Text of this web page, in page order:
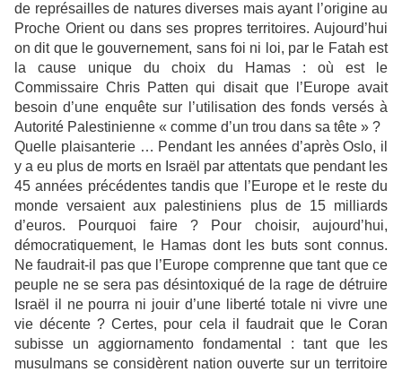
de représailles de natures diverses mais ayant l’origine au
Proche Orient ou dans ses propres territoires. Aujourd’hui
on dit que le gouvernement, sans foi ni loi, par le Fatah est
la cause unique du choix du Hamas : où est le
Commissaire Chris Patten qui disait que l’Europe avait
besoin d’une enquête sur l’utilisation des fonds versés à
Autorité Palestinienne « comme d’un trou dans sa tête » ?
Quelle plaisanterie … Pendant les années d’après Oslo, il
y a eu plus de morts en Israël par attentats que pendant les
45 années précédentes tandis que l’Europe et le reste du
monde versaient aux palestiniens plus de 15 milliards
d’euros. Pourquoi faire ? Pour choisir, aujourd’hui,
démocratiquement, le Hamas dont les buts sont connus.
Ne faudrait-il pas que l’Europe comprenne que tant que ce
peuple ne se sera pas désintoxiqué de la rage de détruire
Israël il ne pourra ni jouir d’une liberté totale ni vivre une
vie décente ? Certes, pour cela il faudrait que le Coran
subisse un aggiornamento fondamental : tant que les
musulmans se considèrent nation ouverte sur un territoire